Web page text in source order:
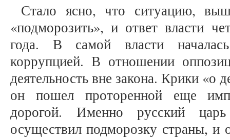
Стало ясно, что ситуацию,
«подморозить», и ответ власти
года. В самой власти
коррупцией. В отношении
деятельность вне закона. Крики «о
он пошел проторенной еще
дорогой. Именно русский
осуществил подморозку страны, и